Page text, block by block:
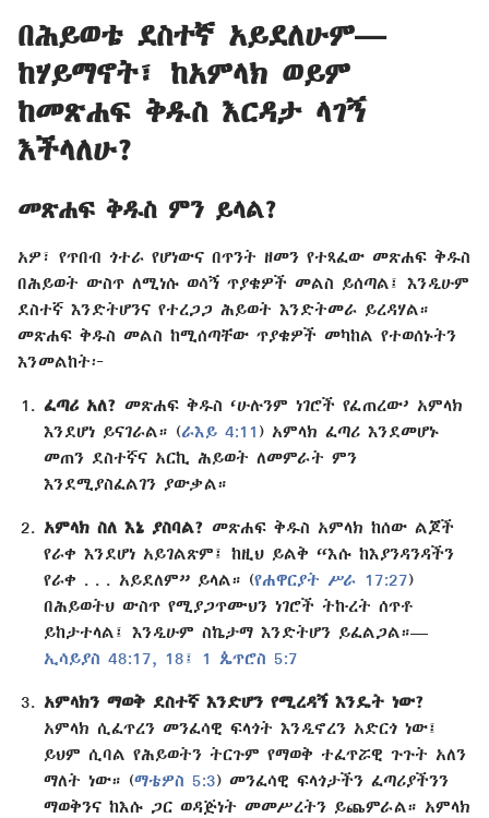
በሕይወቴ ደስተኛ አይደለሁም—
ከሃይማኖት፣ ከአምላክ ወይም
ከመጽሐፍ ቅዱስ እርዳታ ላገኝ
እችላለሁ?
መጽሐፍ ቅዱስ ምን ይላል?
አዎ፣ የጥበብ ጎተራ የሆነውና በጥንት ዘመን የተጻፈው መጽሐፍ ቅዱስ
በሕይወት ውስጥ ለሚነሱ ወሳኝ ጥያቄዎች መልስ ይሰጣል፤ እንዲሁም
ደስተኛ እንድትሆንና የተረጋጋ ሕይወት እንድትመራ ይረዳሃል።
መጽሐፍ ቅዱስ መልስ ከሚሰጣቸው ጥያቄዎች መካከል የተወሰኑትን
እንመልከት፦
ፈጣሪ አለ? መጽሐፍ ቅዱስ ‘ሁሉንም ነገሮች የፈጠረው’ አምላክ
እንደሆነ ይናገራል። (ራእይ 4:11 ) አምላክ ፈጣሪ እንደመሆኑ
መጠን ደስተኛና አርኪ ሕይወት ለመምራት ምን
እንደሚያስፈልገን ያውቃል።
አምላክ ስለ እኔ ያስባል? መጽሐፍ ቅዱስ አምላክ ከሰው ልጆች
የራቀ እንደሆነ አይገልጽም፤ ከዚህ ይልቅ “እሱ ከእያንዳንዳችን
የራቀ . . . አይደለም” ይላል። (የሐዋርያት ሥራ 17:27)
በሕይወትህ ውስጥ የሚያጋጥሙህን ነገሮች ትኩረት ሰጥቶ
ይከታተላል፤ እንዲሁም ስኬታማ እንድትሆን ይፈልጋል።​—
ኢሳይያስ 48:17, 18፤
1 ጴጥሮስ 5:7
አምላክን ማወቅ ደስተኛ እንድሆን የሚረዳኝ እንዴት ነው?
አምላክ ሲፈጥረን መንፈሳዊ ፍላጎት እንዲኖረን አድርጎ ነው፤
ይህም ሲባል የሕይወትን ትርጉም የማወቅ ተፈጥሯዊ ጉጉት አለን
ማለት ነው። (ማቴዎስ 5:3) መንፈሳዊ ፍላጎታችን ፈጣሪያችንን
ማወቅንና ከእሱ ጋር ወዳጅነት መመሥረትን ይጨምራል። አምላክ